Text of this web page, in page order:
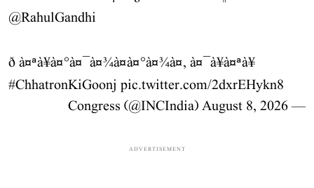
@RahulGandhi
ð à¤ªà¥à¤°à¤¯à¤¾à¤à¤°à¤¾à¤, à¤¯à¥à¤ªà¥
#ChhatronKiGoonj pic.twitter.com/2dxrEHykn8
— Congress (@INCIndia)
August 8, 2026
ADVERTISEMENT